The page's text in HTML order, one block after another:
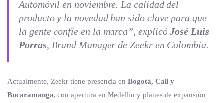
Automóvil en noviembre. La calidad del
producto y la novedad han sido clave para que
la gente confíe en la marca”, explicó José Luis
Porras, Brand Manager de Zeekr en Colombia.
Actualmente, Zeekr tiene presencia en Bogotá, Cali y
Bucaramanga, con apertura en Medellín y planes de expansión